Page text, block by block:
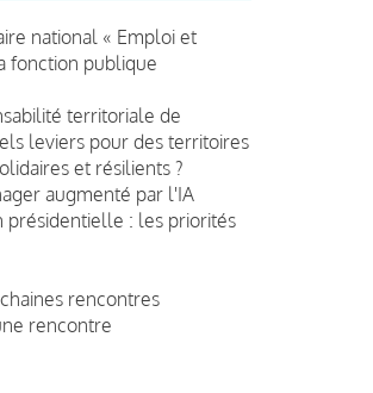
national « Emploi et
fonction publique
territoriale de
leviers pour des territoires
et résilients ?
augmenté par l'IA
présidentielle : les priorités
rencontres
rencontre